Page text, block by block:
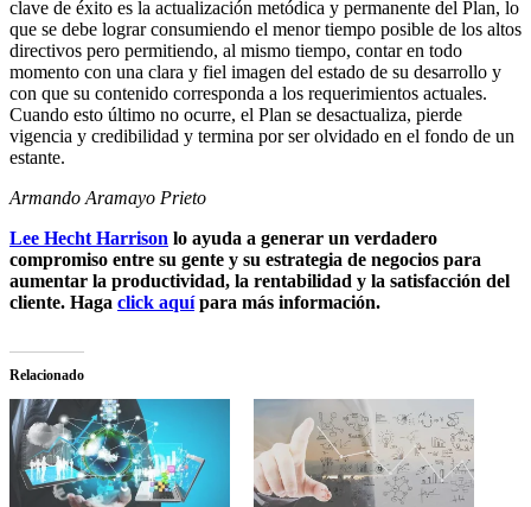
clave de éxito es la actualización metódica y permanente del Plan, lo
que se debe lograr consumiendo el menor tiempo posible de los altos
directivos pero permitiendo, al mismo tiempo, contar en todo
momento con una clara y fiel imagen del estado de su desarrollo y
con que su contenido corresponda a los requerimientos actuales.
Cuando esto último no ocurre, el Plan se desactualiza, pierde
vigencia y credibilidad y termina por ser olvidado en el fondo de un
estante.
Armando Aramayo Prieto
Lee Hecht Harrison lo ayuda a generar un verdadero
compromiso entre su gente y su estrategia de negocios para
aumentar la productividad, la rentabilidad y la satisfacción del
cliente. Haga click aquípara más información.
Relacionado